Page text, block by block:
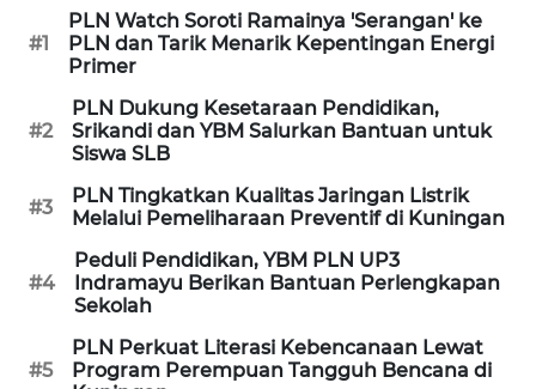
#1
PLN Watch Soroti Ramainya 'Serangan' ke
PLN dan Tarik Menarik Kepentingan Energi
Primer
#2
PLN Dukung Kesetaraan Pendidikan,
Srikandi dan YBM Salurkan Bantuan untuk
Siswa SLB
#3
PLN Tingkatkan Kualitas Jaringan Listrik
Melalui Pemeliharaan Preventif di Kuningan
#4
Peduli Pendidikan, YBM PLN UP3
Indramayu Berikan Bantuan Perlengkapan
Sekolah
#5
PLN Perkuat Literasi Kebencanaan Lewat
Program Perempuan Tangguh Bencana di
WN
KUNINGAN
WN
MAJALENGKA
WN
SUBANG
WN
SUKABUMI
WN